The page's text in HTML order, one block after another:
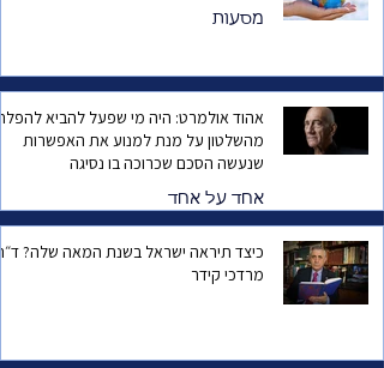
מסעות
אהוד אולמרט: היה מי שפעל להביא
מהשלטון על מנת למנוע את האפשרות
שנעשה הסכם שכרוכה בו נסיגה
אחד על אחד
כיצד תיראה ישראל בשנת המאה
מרדכי קידר